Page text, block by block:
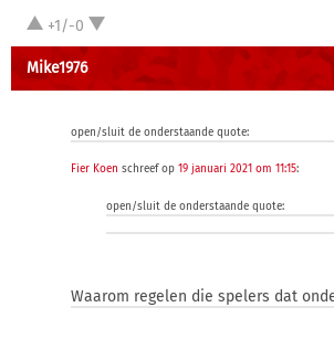
+1/-0
Mike1976
open/sluit de onderstaande quote:
Fier Koen schreef op 19 januari 2021 om 11:15:
open/sluit de onderstaande quote:
Waarom regelen die spelers dat